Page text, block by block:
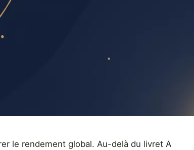
le rendement global. Au-delà du livret A